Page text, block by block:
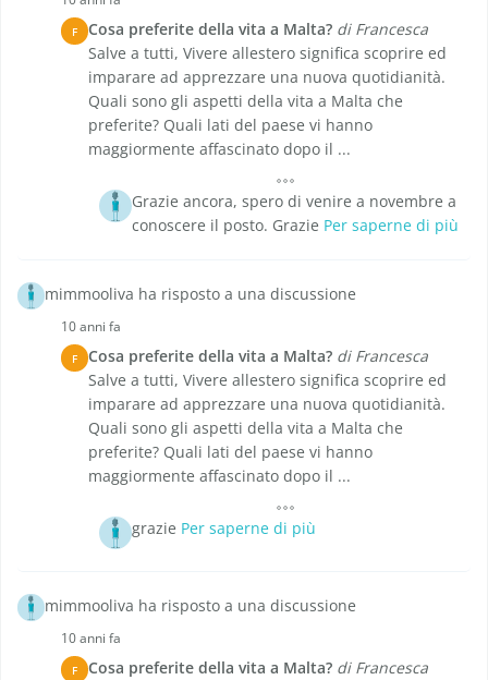
F Cosa preferite della vita a Malta? di Francesca
Salve a tutti, Vivere allestero significa scoprire ed
imparare ad apprezzare una nuova quotidianità.
Quali sono gli aspetti della vita a Malta che
preferite? Quali lati del paese vi hanno
maggiormente affascinato dopo il ...
Grazie ancora, spero di venire a novembre a
conoscere il posto. Grazie Per saperne di più
mimmooliva ha risposto a una discussione
10 anni fa
F Cosa preferite della vita a Malta? di Francesca
Salve a tutti, Vivere allestero significa scoprire ed
imparare ad apprezzare una nuova quotidianità.
Quali sono gli aspetti della vita a Malta che
preferite? Quali lati del paese vi hanno
maggiormente affascinato dopo il ...
grazie Per saperne di più
mimmooliva ha risposto a una discussione
10 anni fa
F Cosa preferite della vita a Malta? di Francesca